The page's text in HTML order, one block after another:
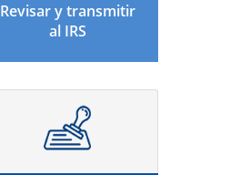
Revisar y transmitir
al IRS